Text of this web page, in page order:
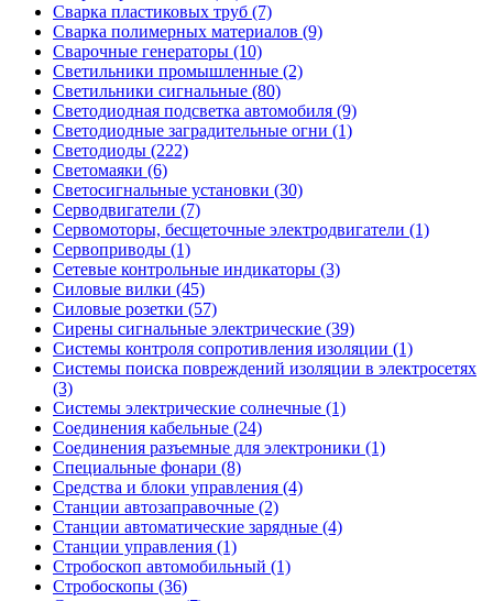
Сварка пластиковых труб (7)
Сварка полимерных материалов (9)
Сварочные генераторы (10)
Светильники промышленные (2)
Светильники сигнальные (80)
Светодиодная подсветка автомобиля (9)
Светодиодные заградительные огни (1)
Светодиоды (222)
Светомаяки (6)
Светосигнальные установки (30)
Серводвигатели (7)
Сервомоторы, бесщеточные электродвигатели (1)
Сервоприводы (1)
Сетевые контрольные индикаторы (3)
Силовые вилки (45)
Силовые розетки (57)
Сирены сигнальные электрические (39)
Системы контроля сопротивления изоляции (1)
Системы поиска повреждений изоляции в электросетях
(3)
Системы электрические солнечные (1)
Соединения кабельные (24)
Соединения разъемные для электроники (1)
Специальные фонари (8)
Средства и блоки управления (4)
Станции автозаправочные (2)
Станции автоматические зарядные (4)
Станции управления (1)
Стробоскоп автомобильный (1)
Стробоскопы (36)